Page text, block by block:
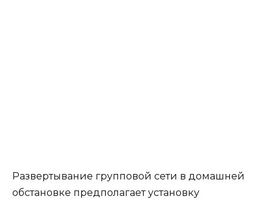
Развертывание групповой сети в домашней
обстановке предполагает установку